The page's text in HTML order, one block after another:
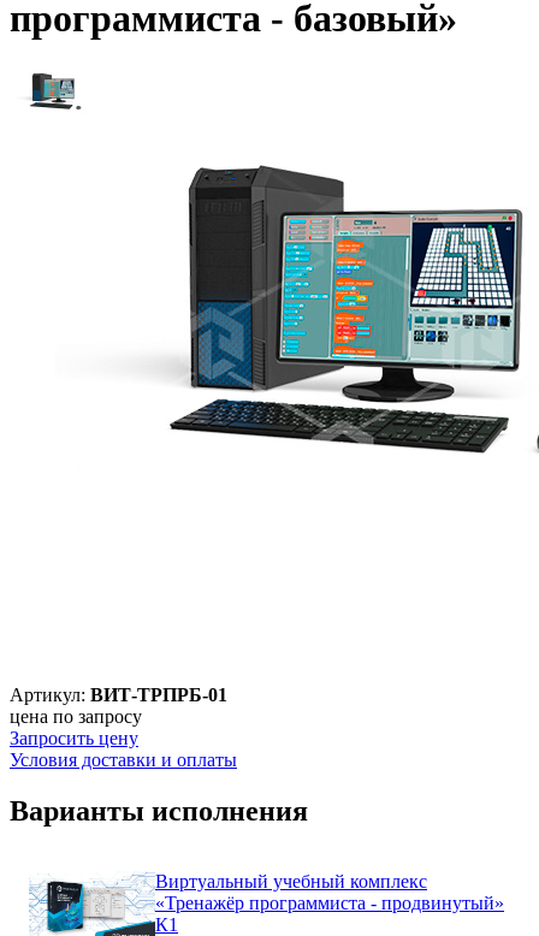
программиста - базовый»
Артикул: ВИТ-ТРПРБ-01
цена по запросу
Запросить цену
Условия доставки и оплаты
Варианты исполнения
Виртуальный учебный комплекс
«Тренажёр программиста - продвинутый»
К1